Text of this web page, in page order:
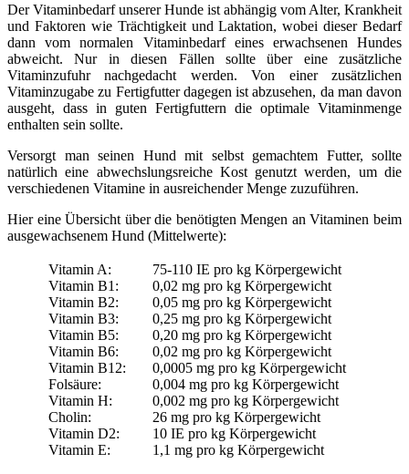
Der Vitaminbedarf unserer Hunde ist abhängig vom Alter, Krankheit
und Faktoren wie Trächtigkeit und Laktation, wobei dieser Bedarf
dann vom normalen Vitaminbedarf eines erwachsenen Hundes
abweicht. Nur in diesen Fällen sollte über eine zusätzliche
Vitaminzufuhr nachgedacht werden. Von einer zusätzlichen
Vitaminzugabe zu Fertigfutter dagegen ist abzusehen, da man davon
ausgeht, dass in guten Fertigfuttern die optimale Vitaminmenge
enthalten sein sollte.
Versorgt man seinen Hund mit selbst gemachtem Futter, sollte
natürlich eine abwechslungsreiche Kost genutzt werden, um die
verschiedenen Vitamine in ausreichender Menge zuzuführen.
Hier eine Übersicht über die benötigten Mengen an Vitaminen beim
ausgewachsenem Hund (Mittelwerte):
Vitamin A:
Vitamin B1:
Vitamin B2:
Vitamin B3:
Vitamin B5:
Vitamin B6:
Vitamin B12:
Folsäure:
Vitamin H:
Cholin:
Vitamin D2:
Vitamin E:
75-110 IE pro kg Körpergewicht
0,02 mg pro kg Körpergewicht
0,05 mg pro kg Körpergewicht
0,25 mg pro kg Körpergewicht
0,20 mg pro kg Körpergewicht
0,02 mg pro kg Körpergewicht
0,0005 mg pro kg Körpergewicht
0,004 mg pro kg Körpergewicht
0,002 mg pro kg Körpergewicht
26 mg pro kg Körpergewicht
10 IE pro kg Körpergewicht
1,1 mg pro kg Körpergewicht